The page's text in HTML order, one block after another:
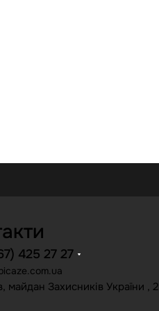
425 27 27
майдан Захисників України , 2